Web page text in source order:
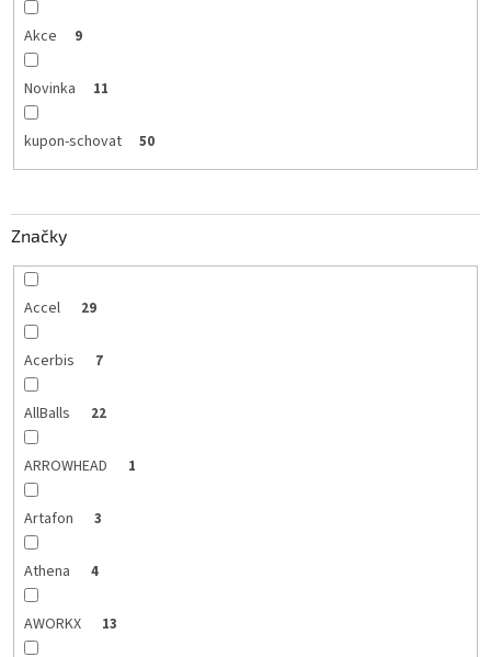
Akce 9
Novinka 11
kupon-schovat 50
Značky
Accel 29
Acerbis 7
AllBalls 22
ARROWHEAD 1
Artafon 3
Athena 4
AWORKX 13